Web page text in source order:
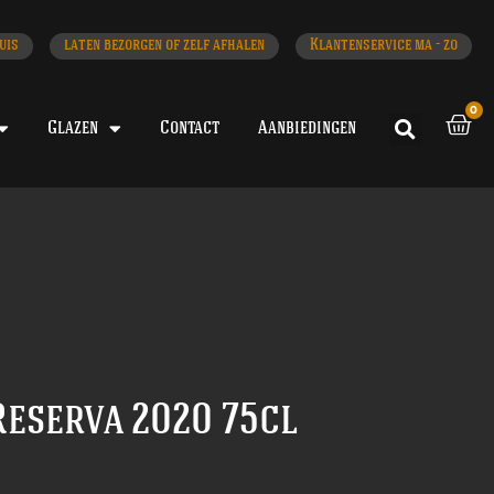
laten bezorgen of zelf afhalen Klantenservice ma - zo
Glazen Contact Aanbiedingen
0
2020 75cl